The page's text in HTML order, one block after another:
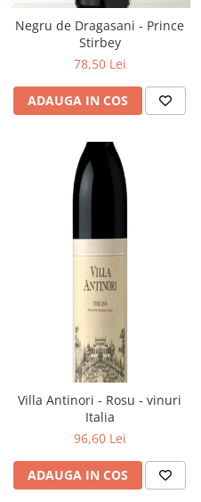
Negru de Dragasani - Prince
Stirbey
78,50 Lei
ADAUGA IN COS
Villa Antinori - Rosu - vinuri
Italia
96,60 Lei
ADAUGA IN COS